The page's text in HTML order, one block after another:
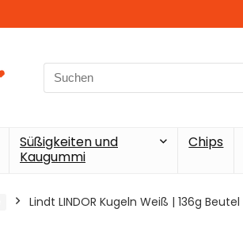
Search
for:
Süßigkeiten und
Kaugummi
Chips
Lindt LINDOR Kugeln Weiß | 136g